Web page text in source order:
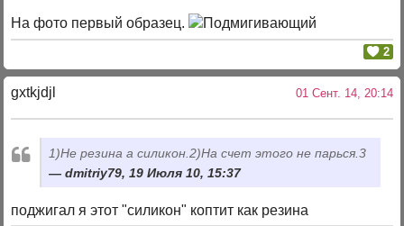
На фото первый образец.
2
gxtkjdjl 01 Сент. 14, 20:14
1)Не резина а силикон.2)На счет этого не парься.3
dmitriy79, 19 Июля 10, 15:37
поджигал я этот "силикон" коптит как резина